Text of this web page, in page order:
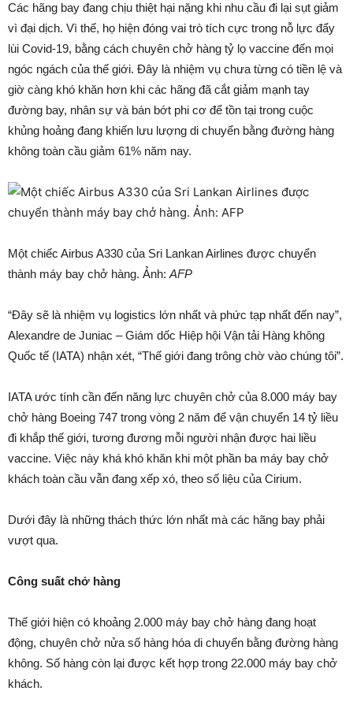
Các hãng bay đang chịu thiệt hại nặng khi nhu cầu đi lại sụt giảm
vì đại dịch. Vì thế, họ hiện đóng vai trò tích cực trong nỗ lực đẩy
lùi Covid-19, bằng cách chuyên chở hàng tỷ lọ vaccine đến mọi
ngóc ngách của thế giới. Đây là nhiệm vụ chưa từng có tiền lệ và
giờ càng khó khăn hơn khi các hãng đã cắt giảm mạnh tay
đường bay, nhân sự và bán bớt phi cơ để tồn tại trong cuộc
khủng hoảng đang khiến lưu lượng di chuyển bằng đường hàng
không toàn cầu giảm 61% năm nay.
Một chiếc Airbus A330 của Sri Lankan Airlines được chuyển
thành máy bay chở hàng. Ảnh:AFP
“Đây sẽ là nhiệm vụ logistics lớn nhất và phức tạp nhất đến nay”,
Alexandre de Juniac – Giám dốc Hiệp hội Vận tải Hàng không
Quốc tế (IATA) nhận xét, “Thế giới đang trông chờ vào chúng tôi”.
IATA ước tính cần đến năng lực chuyên chở của 8.000 máy bay
chở hàng Boeing 747 trong vòng 2 năm để vận chuyển 14 tỷ liều
đi khắp thế giới, tương đương mỗi người nhận được hai liều
vaccine. Việc này khá khó khăn khi một phần ba máy bay chở
khách toàn cầu vẫn đang xếp xó, theo số liệu của Cirium.
Dưới đây là những thách thức lớn nhất mà các hãng bay phải
vượt qua.
Công suất chở hàng
Thế giới hiện có khoảng 2.000 máy bay chở hàng đang hoạt
động, chuyên chở nửa số hàng hóa di chuyển bằng đường hàng
không. Số hàng còn lại được kết hợp trong 22.000 máy bay chở
khách.